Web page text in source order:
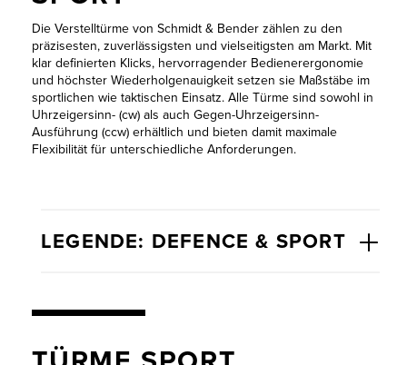
WISSENSWERTES
JOBS &
KARRIERE
KONTAKT
CORPORATE
SOCIAL
RESPONSIBILITY
NEWSLETTER
Die Verstelltürme von Schmidt & Bender zählen zu den
präzisesten, zuverlässigsten und vielseitigsten am Markt. Mit
klar definierten Klicks, hervorragender Bedienerergonomie
und höchster Wiederholgenauigkeit setzen sie Maßstäbe im
sportlichen wie taktischen Einsatz. Alle Türme sind sowohl in
Uhrzeigersinn- (cw) als auch Gegen-Uhrzeigersinn-
Ausführung (ccw) erhältlich und bieten damit maximale
Flexibilität für unterschiedliche Anforderungen.
LEGENDE: DEFENCE & SPORT